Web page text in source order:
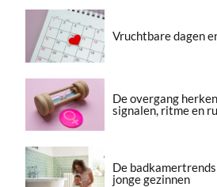
Vruchtbare dagen
De overgang
signalen, ritme en
De
jonge gezinnen